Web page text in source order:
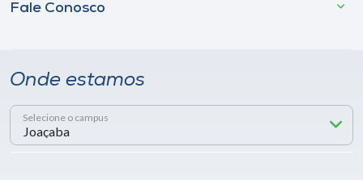
Fale Conosco
Onde estamos
Selecione o campus